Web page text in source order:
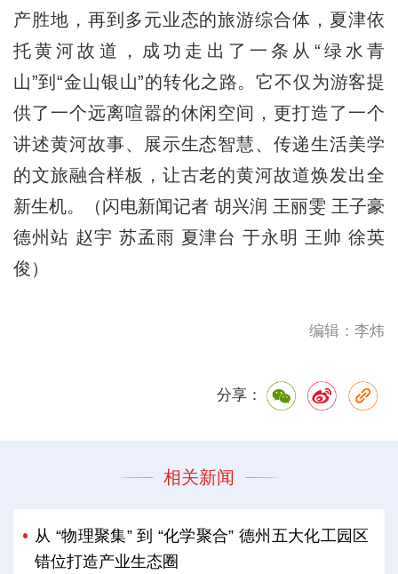
产胜地，再到多元业态的旅游综合体，夏津依
托黄河故道，成功走出了一条从“绿水青
山”到“金山银山”的转化之路。它不仅为游客提
供了一个远离喧嚣的休闲空间，更打造了一个
讲述黄河故事、展示生态智慧、传递生活美学
的文旅融合样板，让古老的黄河故道焕发出全
新生机。（闪电新闻记者 胡兴润 王丽雯 王子豪
德州站 赵宇 苏孟雨 夏津台 于永明 王帅 徐英
俊）
编辑：李炜
分享：
相关新闻
从 “物理聚集” 到 “化学聚合” 德州五大化工园区
错位打造产业生态圈